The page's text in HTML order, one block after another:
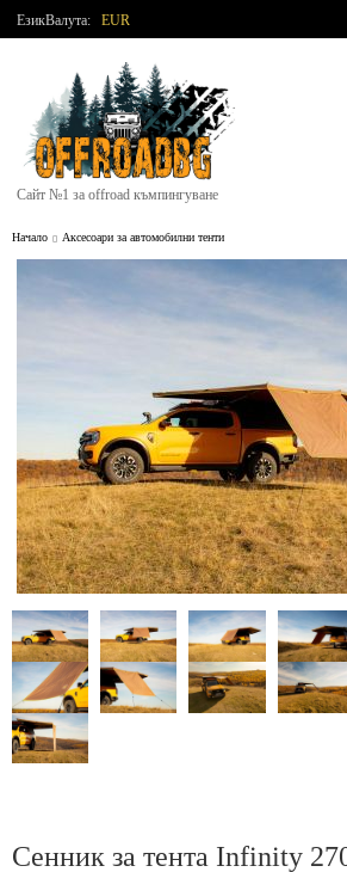
ЕзикВалута: EUR
Сайт №1 за offroad къмпингуване
Начало Аксесоари за автомобилни тенти
Сенник за тента Infinity